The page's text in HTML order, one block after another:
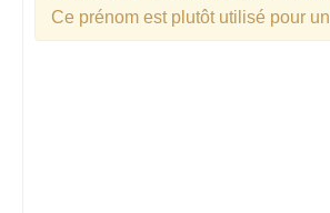
Ce prénom est plutôt utilisé pour un